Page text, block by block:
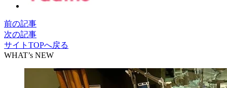
前の記事
次の記事
サイトTOPへ戻る
WHAT’s NEW